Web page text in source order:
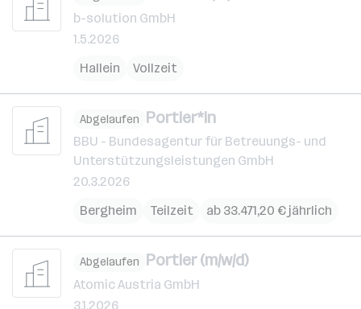
b-solution GmbH
1.5.2026
Hallein
Vollzeit
Abgelaufen Portier*in
BBU - Bundesagentur für Betreuungs- und
Unterstützungsleistungen GmbH
20.3.2026
Bergheim
Teilzeit ab 33.471,20 € jährlich
Abgelaufen Portier (m/w/d)
Atomic Austria GmbH
3.1.2026